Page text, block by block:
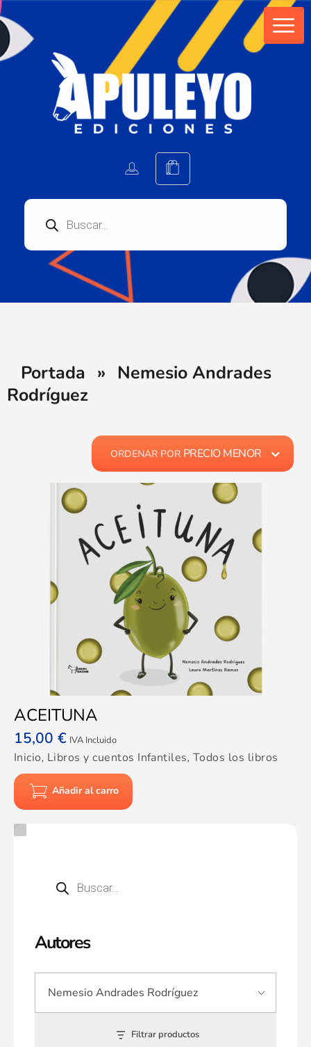
Portada » Nemesio Andrades
Rodríguez
Autores
Filtrar productos
ORDENAR POR PRECIO MENOR
ACEITUNA
15,00 € IVA Incluido
Inicio, Libros y cuentos Infantiles, Todos los libros
Añadir al carro